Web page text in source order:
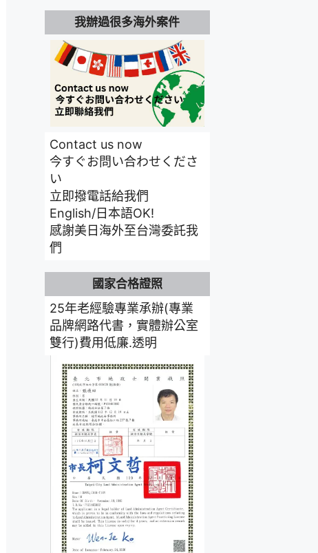
我辦過很多海外案件
Contact us now
今すぐお問い合わせくださ
い
立即撥電話給我們
English/日本語OK!
感謝美日海外至台灣委託我
們
國家合格證照
25年老經驗專業承辦(專業
品牌網路代書，實體辦公室
雙行)費用低廉.透明